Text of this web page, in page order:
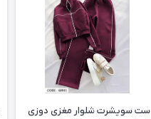
ست سویشرت شلوار مغزی دوزی